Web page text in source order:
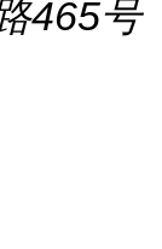
465号